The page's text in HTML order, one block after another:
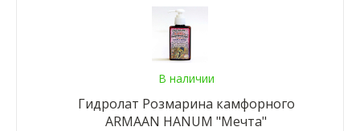
В наличии
Гидролат Розмарина камфорного
ARMAAN HANUM "Мечта"